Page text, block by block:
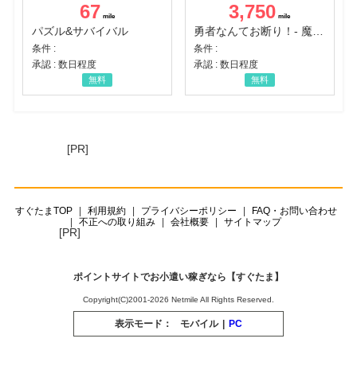
67
パズル&サバイバル
条件 :
承認 : 数日程度
無料
3,750
条件 :
承認 : 数日程度
無料
[PR]
すぐたまTOP 利用規約 プライバシーポリシー
FAQ・お問い合わせ
不正への取り組み
会社概要 サイトマップ
[PR]
ポイントサイトでお小遣い稼ぎなら【すぐたま】
Copyright(C)2001-2026 Netmile All Rights Reserved.
表示モード： モバイル | PC